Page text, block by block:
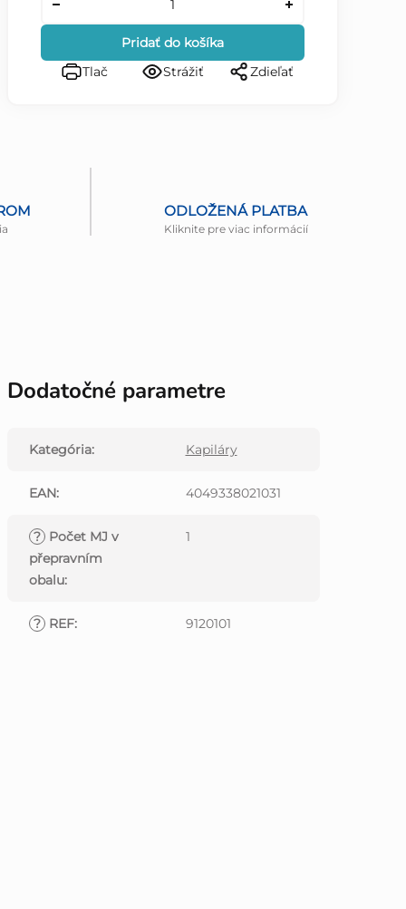
Pridať do košíka
Tlač
Strážiť Zdieľať
ODLOŽENÁ PLATBA
Kliknite pre viac informácií
Dodatočné parametre
Kategória: Kapiláry
EAN: 4049338021031
? Počet MJ v
přepravním
obalu:
1
? REF: 9120101